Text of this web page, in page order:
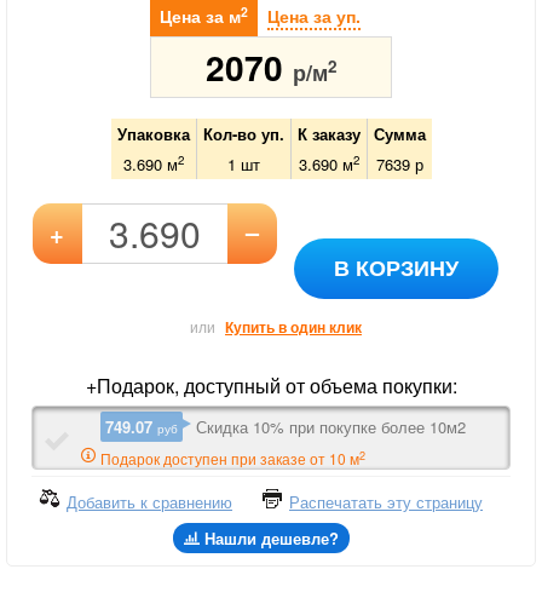
Цена за м2 Цена за уп.
2070 р/м2
Упаковка Кол-во уп. К заказу
Сумма
3.690 м2 1 шт 3.690м2 7639р
+ –
В КОРЗИНУ
или Купить в один клик
+Подарок, доступный от объема покупки:
749.07 руб Скидка 10% при покупке более 10м2
Подарок доступен при заказе от 10 м2
Добавить к сравнению
Распечатать эту страницу
Нашли дешевле?